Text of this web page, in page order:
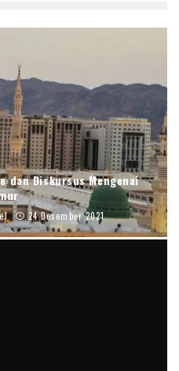
dan Diskursus Mengenai
24 Desember 2021